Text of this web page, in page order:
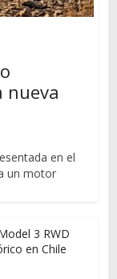
nueva
en el
un motor
3 RWD
en Chile